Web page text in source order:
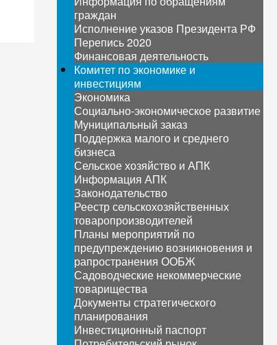
граждан
Исполнение указов Президента РФ
Перепись 2020
Финансовая деятельность
Комитет по экономике и
инвестициям
Экономика
Социально-экономическое развитие
Муниципальный заказ
Поддержка малого и среднего
бизнеса
Сельское хозяйство и АПК
Информация АПК
Законодательство
Реестр сельскохозяйственных
товаропроизводителей
Планы мероприятий по
предупреждению возникновения и
рапространения ООБЖ
Садоводческие некоммерческие
товарищества
Документы стратегического
планирования
Инвестиционный паспорт